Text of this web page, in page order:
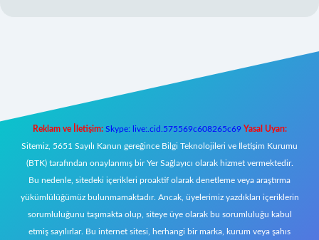
Reklam ve İletişim: Skype: live:.cid.575569c608265c69 Yasal Uyarı:
Sitemiz, 5651 Sayılı Kanun gereğince Bilgi Teknolojileri ve İletişim Kurumu
(BTK) tarafından onaylanmış bir Yer Sağlayıcı olarak hizmet vermektedir.
Bu nedenle, sitedeki içerikleri proaktif olarak denetleme veya araştırma
yükümlülüğümüz bulunmamaktadır. Ancak, üyelerimiz yazdıkları içeriklerin
sorumluluğunu taşımakta olup, siteye üye olarak bu sorumluluğu kabul
etmiş sayılırlar. Bu internet sitesi, herhangi bir marka, kurum veya şahıs